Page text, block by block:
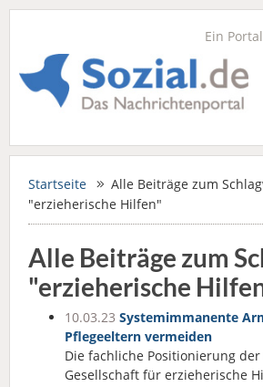
Ein
Startseite
Alle Beiträge zum
"erzieherische Hilfen"
Alle Beiträge zum
"erzieherische
10.03.23 Systemimmanente
Pflegeeltern vermeiden
Die fachliche Positionierung
Gesellschaft für erzieherische